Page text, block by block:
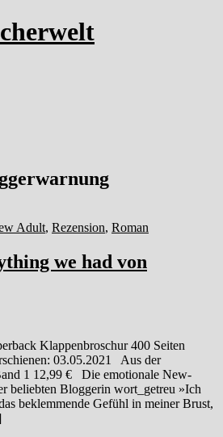
Adult, Rezension, Roman
we had von
Klappenbroschur 400 Seiten
03.05.2021 Aus der
1 12,99 € Die emotionale New-
beliebten Bloggerin wort_getreu »Ich
beklemmende Gefühl in meiner Brust,